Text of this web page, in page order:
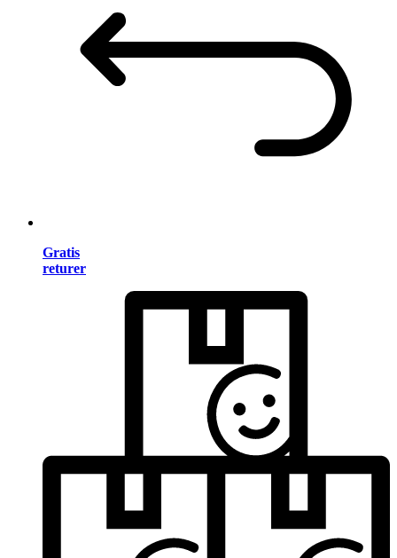
Gratis
returer